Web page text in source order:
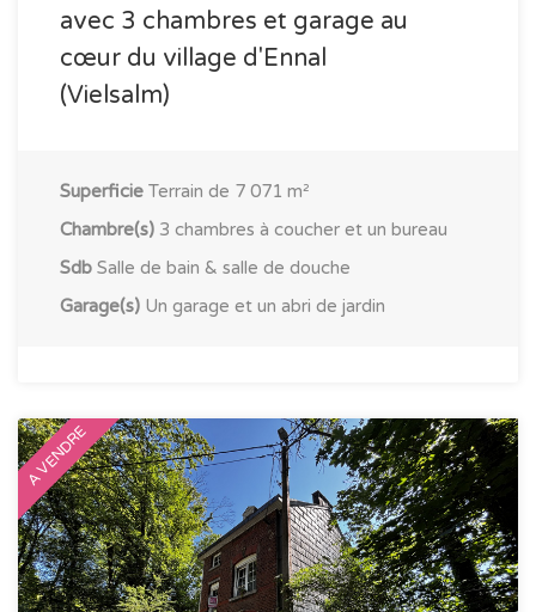
avec 3 chambres et garage au
cœur du village d'Ennal
(Vielsalm)
Superficie Terrain de 7 071 m²
Chambre(s) 3 chambres à coucher et un bureau
Sdb Salle de bain & salle de douche
Garage(s) Un garage et un abri de jardin
A VENDRE